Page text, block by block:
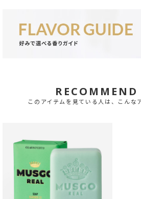
このアイテムを見ている人は、こんな